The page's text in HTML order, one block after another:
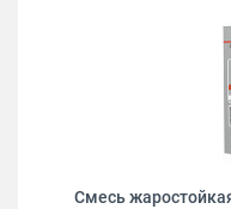
Смесь